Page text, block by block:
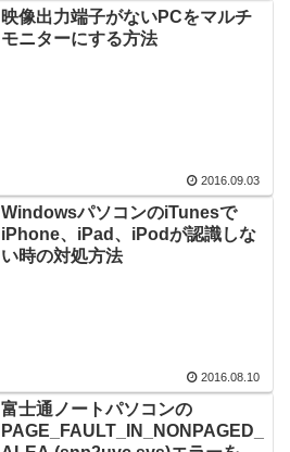
映像出力端子がないPCをマルチ
モニターにする方法
2016.09.03
WindowsパソコンのiTunesで
iPhone、iPad、iPodが認識しな
い時の対処方法
2016.08.10
富士通ノートパソコンの
PAGE_FAULT_IN_NONPAGED_